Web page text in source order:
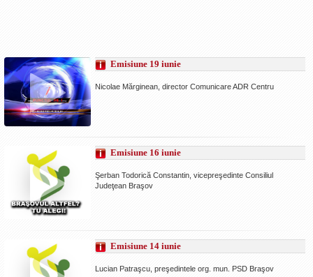
Emisiune 19 iunie
Nicolae Mărginean, director Comunicare ADR Centru
Emisiune 16 iunie
Şerban Todorică Constantin, vicepreşedinte Consiliul
Judeţean Braşov
Emisiune 14 iunie
Lucian Patraşcu, preşedintele org. mun. PSD Braşov